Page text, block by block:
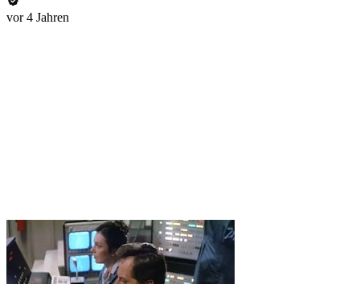
vor 4 Jahren